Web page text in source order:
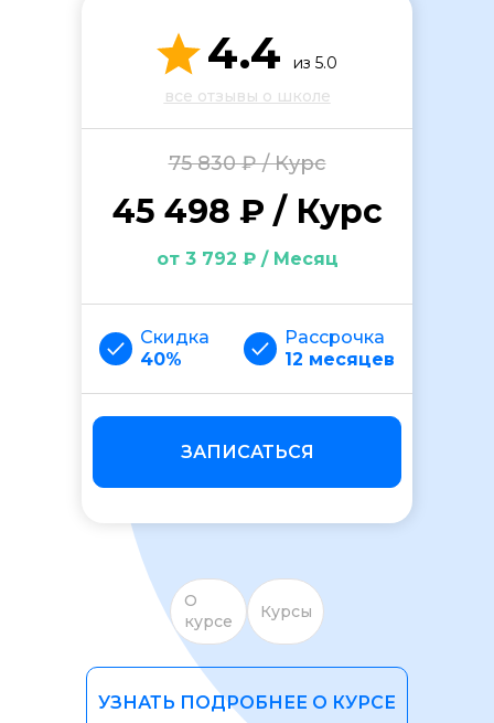
4.4
из 5.0
все отзывы о школе
75 830 ₽ / Курс
45 498 ₽ / Курс
от 3 792 ₽ / Месяц
Скидка
40%
Рассрочка
12 месяцев
ЗАПИСАТЬСЯ
О
курсе
Курсы
УЗНАТЬ ПОДРОБНЕЕ О КУРСЕ
ОСТАВИТЬ ОТЗЫВ